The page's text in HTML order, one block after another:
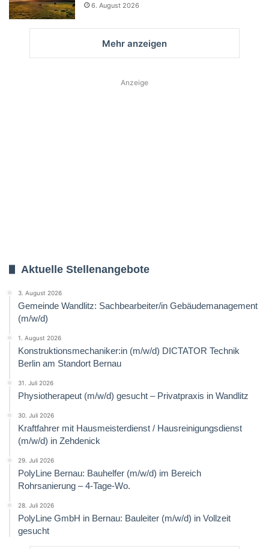
6. August 2026
Mehr anzeigen
Anzeige
Aktuelle Stellenangebote
3. August 2026
Gemeinde Wandlitz: Sachbearbeiter/in Gebäudemanagement
(m/w/d)
1. August 2026
Konstruktionsmechaniker:in (m/w/d) DICTATOR Technik
Berlin am Standort Bernau
31. Juli 2026
Physiotherapeut (m/w/d) gesucht – Privatpraxis in Wandlitz
30. Juli 2026
Kraftfahrer mit Hausmeisterdienst / Hausreinigungsdienst
(m/w/d) in Zehdenick
29. Juli 2026
PolyLine Bernau: Bauhelfer (m/w/d) im Bereich
Rohrsanierung – 4-Tage-Wo.
28. Juli 2026
PolyLine GmbH in Bernau: Bauleiter (m/w/d) in Vollzeit
gesucht